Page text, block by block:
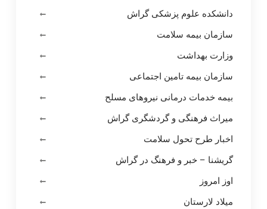
دانشکده علوم پزشکی گراش
سازمان بیمه سلامت
وزارت بهداشت
سازمان بیمه تامین اجتماعی
بیمه خدمات درمانی نیروهای مسلح
میراث فرهنگی و گردشگری گراش
اخبار طرح تحول سلامت
گریشنا – خبر و فرهنگ در گراش
اوز امروز
میلاد لارستان